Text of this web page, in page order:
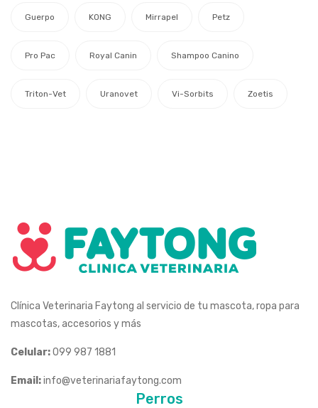
Guerpo KONG Mirrapel Petz
Pro Pac Royal Canin Shampoo Canino
Triton-Vet Uranovet Vi-Sorbits Zoetis
Clínica Veterinaria Faytong al servicio de tu mascota, ropa para
mascotas, accesorios y más
Celular:099 987 1881
Email:info@veterinariafaytong.com
Perros